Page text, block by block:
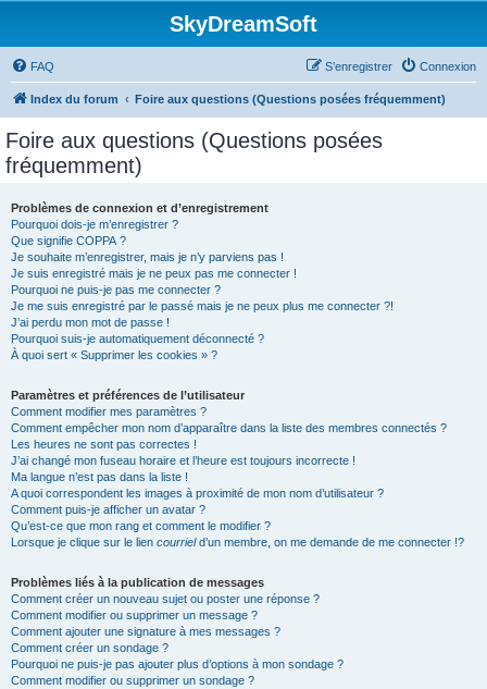
SkyDreamSoft
FAQ Connexion
S’enregistrer
Index du forum Foire aux questions (Questions posées fréquemment)
Foire aux questions (Questions posées
fréquemment)
Problèmes de connexion et d’enregistrement
Pourquoi dois-je m’enregistrer ?
Que signifie COPPA ?
Je souhaite m’enregistrer, mais je n’y parviens pas !
Je suis enregistré mais je ne peux pas me connecter !
Pourquoi ne puis-je pas me connecter ?
Je me suis enregistré par le passé mais je ne peux plus me connecter ?!
J’ai perdu mon mot de passe !
Pourquoi suis-je automatiquement déconnecté ?
À quoi sert « Supprimer les cookies » ?
Paramètres et préférences de l’utilisateur
Comment modifier mes paramètres ?
Comment empêcher mon nom d’apparaître dans la liste des membres connectés ?
Les heures ne sont pas correctes !
J’ai changé mon fuseau horaire et l’heure est toujours incorrecte !
Ma langue n’est pas dans la liste !
A quoi correspondent les images à proximité de mon nom d’utilisateur ?
Comment puis-je afficher un avatar ?
Qu’est-ce que mon rang et comment le modifier ?
Lorsque je clique sur le lien courrield’un membre, on me demande de me connecter !?
Problèmes liés à la publication de messages
Comment créer un nouveau sujet ou poster une réponse ?
Comment modifier ou supprimer un message ?
Comment ajouter une signature à mes messages ?
Comment créer un sondage ?
Pourquoi ne puis-je pas ajouter plus d’options à mon sondage ?
Comment modifier ou supprimer un sondage ?